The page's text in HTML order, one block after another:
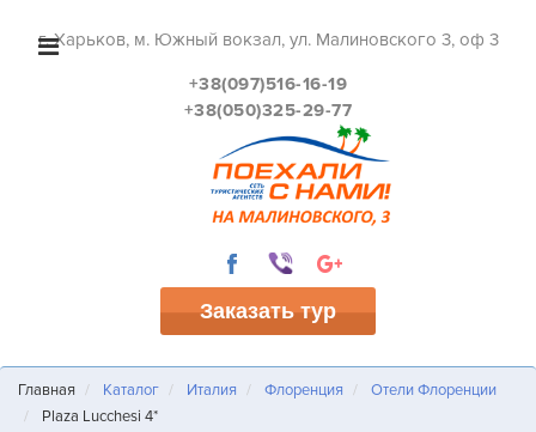
г. Харьков, м. Южный вокзал, ул. Малиновского 3, оф 3
+38(097)516-16-19
+38(050)325-29-77
Заказать тур
Главная Каталог Италия Флоренция
Отели Флоренции
Plaza Lucchesi 4*